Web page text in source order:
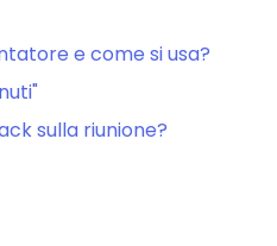
e come si usa?
sulla riunione?